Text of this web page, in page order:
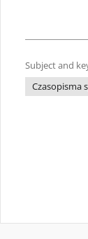
Subject and
Czasopisma